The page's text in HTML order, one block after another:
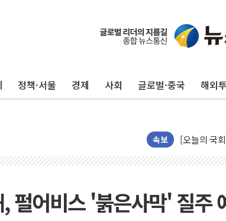
정책·서울 경제 사회 글로벌·중국 해외
속보
뉴욕증시,
이란, 오만
李대통령,
[오늘의 정
이란, 美·이
유럽증시,
구광모, 내
뉴욕증시
펄어비스 '붉은사막' 질주